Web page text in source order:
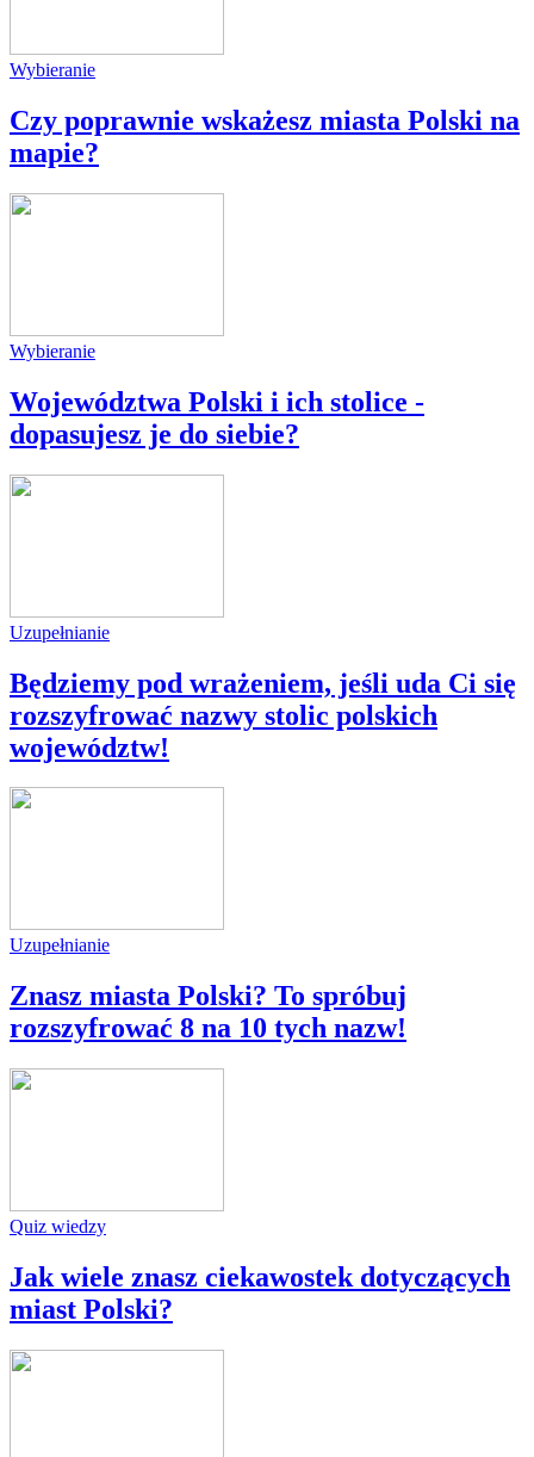
Wybieranie
Czy poprawnie wskażesz miasta Polski na
mapie?
Wybieranie
Województwa Polski i ich stolice -
dopasujesz je do siebie?
Uzupełnianie
Będziemy pod wrażeniem, jeśli uda Ci się
rozszyfrować nazwy stolic polskich
województw!
Uzupełnianie
Znasz miasta Polski? To spróbuj
rozszyfrować 8 na 10 tych nazw!
Quiz wiedzy
Jak wiele znasz ciekawostek dotyczących
miast Polski?